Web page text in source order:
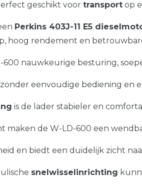
geschikt voor transport op
Perkins 403J-11 E5
hoog rendement en
600 nauwkeurige besturing,
eenvoudige bediening en
is de lader stabieler en
maken de W-LD-600 een
en biedt een duidelijk zicht
snelwisselinrichting